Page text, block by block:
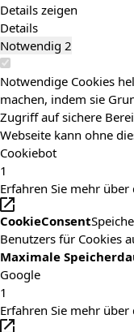
Details zeigen
Details
Notwendig 2
Notwendige Cookies
machen, indem sie
Zugriff auf sichere
Webseite kann ohne
Cookiebot
1
Erfahren Sie mehr
CookieConsent
Benutzers für Cookies
Maximale
Google
1
Erfahren Sie mehr